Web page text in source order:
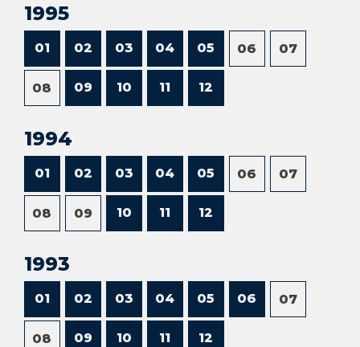
1995
01 02 03 04 05 06 07
08 09 10 11 12
1994
01 02 03 04 05 06 07
08 09 10 11 12
1993
01 02 03 04 05 06 07
08 09 10 11 12